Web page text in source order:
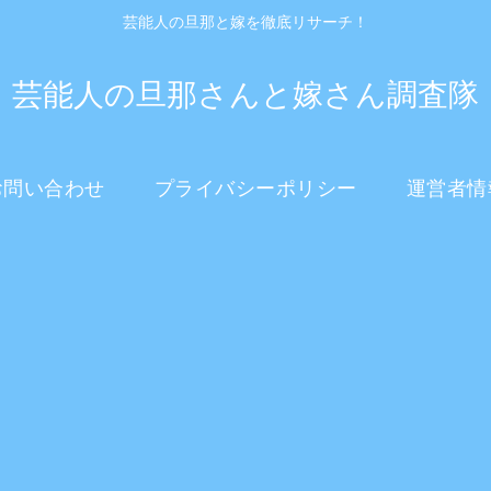
芸能人の旦那と嫁を徹底リサーチ！
芸能人の旦那さんと嫁さん調査隊
い合わせ プライバシーポリシー 運営者